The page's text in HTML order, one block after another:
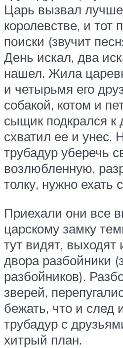
Царь вызвал
королевстве, и тот
поиски (звучит
День искал, два
нашел. Жила
и четырьмя его
собакой, котом и
сыщик подкрался к
схватил ее и унес.
трубадур уберечь
возлюбленную,
толку, нужно ехать
Приехали они все
царскому замку
тут видят, выходят
двора разбойники
разбойников).
зверей,
бежать, что и след
трубадур с
хитрый план.